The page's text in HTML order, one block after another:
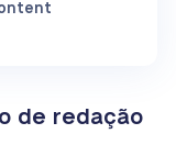
de redação